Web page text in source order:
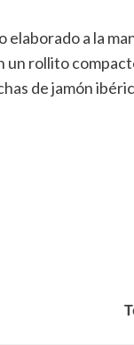
a la
un rollito
de jamón